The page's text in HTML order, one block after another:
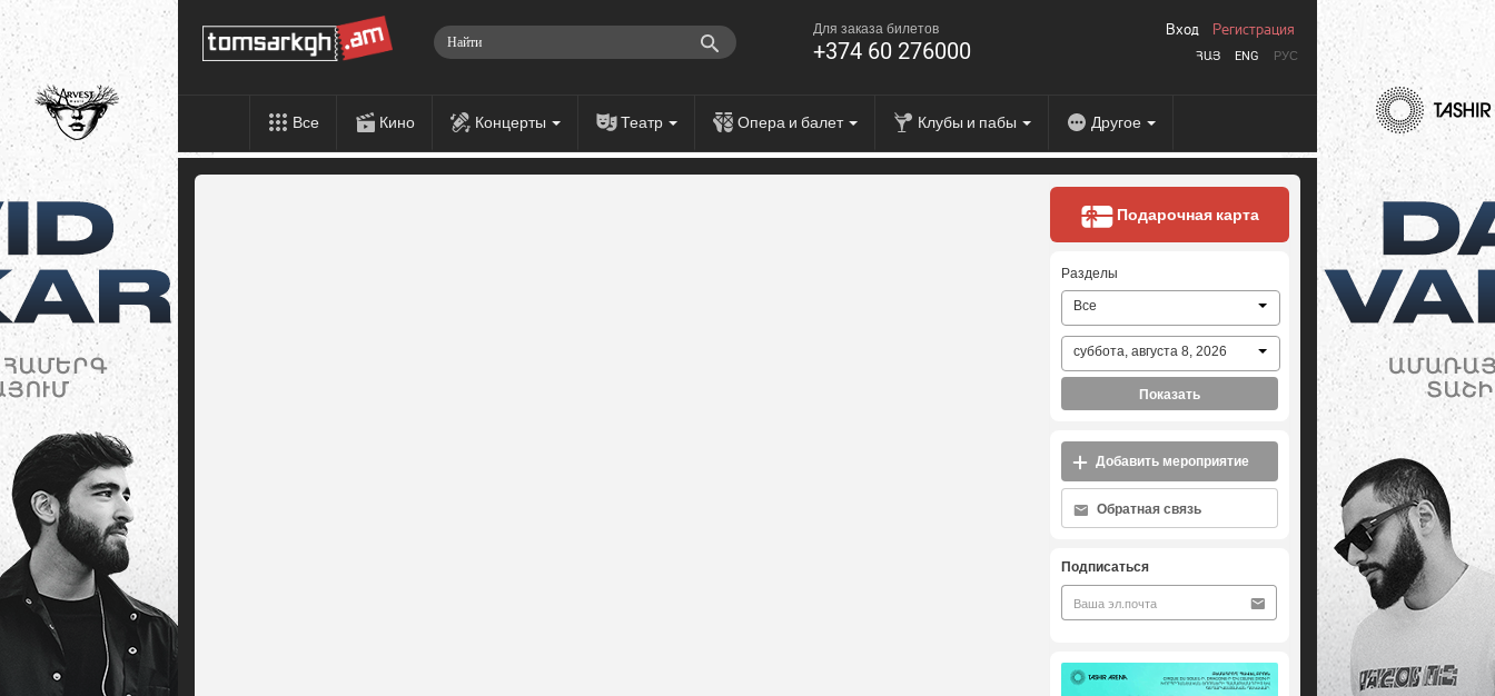
Для заказа билетов
+374 60 276000 ՀԱՅ ENG РУС
Вход Регистрация
Все Кино Концерты Театр Опера и балет Клубы и пабы Другое
Подарочная карта
Разделы
Все
суббота, августа 8, 2026
Показать
Добавить мероприятие
Обратная связь
Подписаться